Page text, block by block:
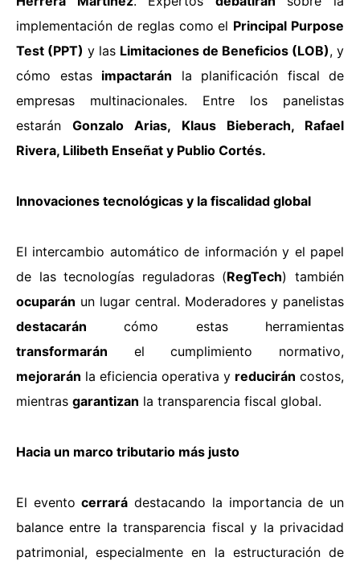
implementación de reglas como el Principal Purpose
Test (PPT) y las Limitaciones de Beneficios (LOB), y
cómo estas impactarán la planificación fiscal de
empresas multinacionales. Entre los panelistas
estaránGonzalo Arias, Klaus Bieberach, Rafael
Rivera, Lilibeth Enseñat y Publio Cortés.
Innovaciones tecnológicas y la fiscalidad global
El intercambio automático de información y el papel
de las tecnologías reguladoras (RegTech) también
ocuparán un lugar central. Moderadores y panelistas
destacarán cómo estas herramientas
transformarán el cumplimiento normativo,
mejorarán la eficiencia operativa y reducirán costos,
mientras garantizan la transparencia fiscal global.
Hacia un marco tributario más justo
El eventocerrará destacando la importancia de un
balance entre la transparencia fiscal y la privacidad
patrimonial, especialmente en la estructuración de